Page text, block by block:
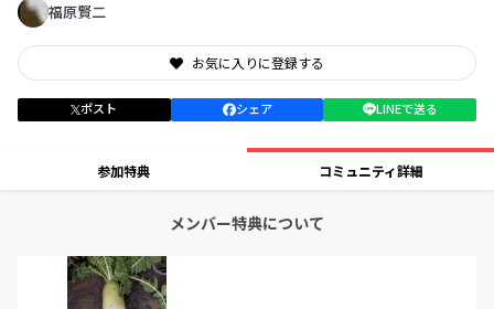
福原賢二
お気に入りに登録する
ポスト シェア LINEで送る
参加特典 コミュニティ詳細
メンバー特典について